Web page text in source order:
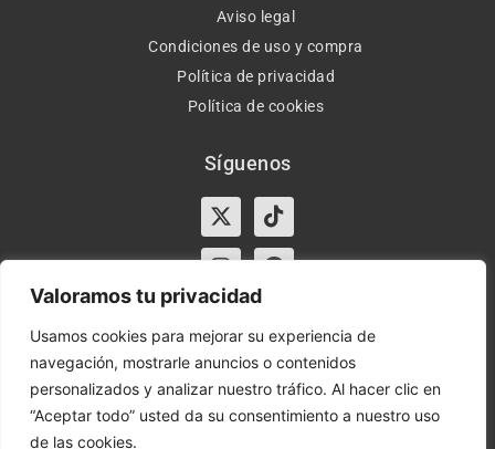
Valoramos tu privacidad
Usamos cookies para mejorar su experiencia de
navegación, mostrarle anuncios o contenidos
personalizados y analizar nuestro tráfico. Al hacer clic en
“Aceptar todo” usted da su consentimiento a nuestro uso
de las cookies.
Aviso legal
Condiciones de uso y compra
Política de privacidad
Política de cookies
Síguenos
X-
twitter
Tiktok
InstagramFacebook
Horario:
Lun-Vie de 10:00-13:30 y 17:00-20:00 – Sáb de
10:00-13:30